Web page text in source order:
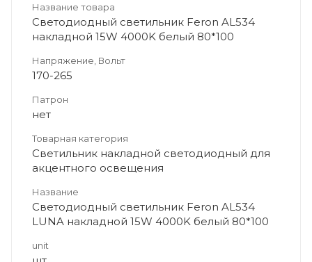
Название товара
Светодиодный светильник Feron AL534
накладной 15W 4000K белый 80*100
Напряжение, Вольт
170-265
Патрон
нет
Товарная категория
Светильник накладной светодиодный для
акцентного освещения
Название
Светодиодный светильник Feron AL534
LUNA накладной 15W 4000K белый 80*100
unit